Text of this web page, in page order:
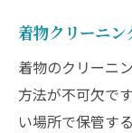
着物クリーニン
着物のクリーニ
方法が不可欠で
い場所で保管す